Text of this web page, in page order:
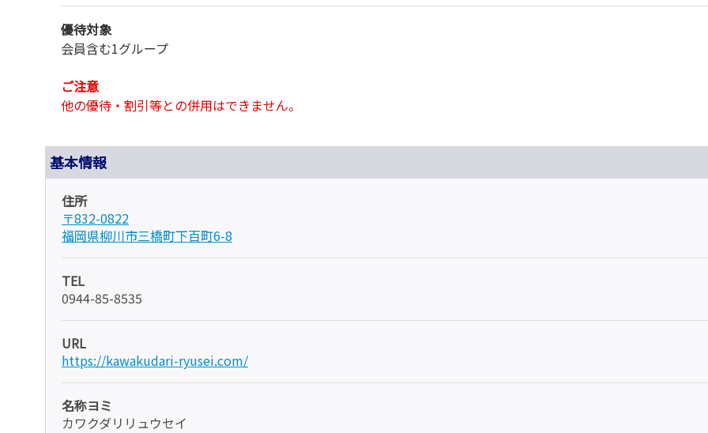
優待対象
会員含む1グループ
ご注意
他の優待・割引等との併用はできません。
基本情報
住所
〒832-0822
福岡県柳川市三橋町下百町6-8
TEL
0944-85-8535
URL
https://kawakudari-ryusei.com/
名称ヨミ
カワクダリリュウセイ